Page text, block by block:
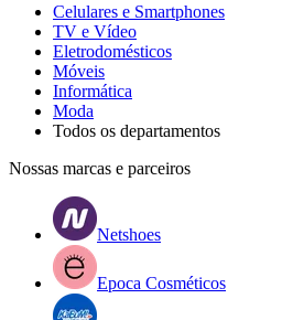
Celulares e Smartphones
TV e Vídeo
Eletrodomésticos
Móveis
Informática
Moda
Todos os departamentos
Nossas marcas e parceiros
Netshoes
Epoca Cosméticos